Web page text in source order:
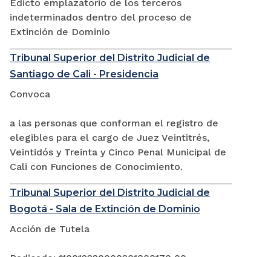
Edicto emplazatorio de los terceros
indeterminados dentro del proceso de
Extinción de Dominio
Tribunal Superior del Distrito Judicial de
Santiago de Cali - Presidencia
Convoca
a las personas que conforman el registro de
elegibles para el cargo de Juez Veintitrés,
Veintidós y Treinta y Cinco Penal Municipal de
Cali con Funciones de Conocimiento.
Tribunal Superior del Distrito Judicial de
Bogotá - Sala de Extinción de Dominio
Acción de Tutela